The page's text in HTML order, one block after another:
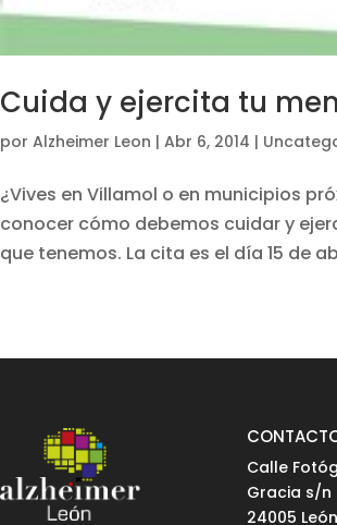
Cuida y ejercita tu
porAlzheimer Leon |Abr 6, 2014 |
¿Vives en Villamol o en municipios
conocer cómo debemos cuidar y
que tenemos. La cita es el día 15 de
Calle
Gracia s/n
24005 León